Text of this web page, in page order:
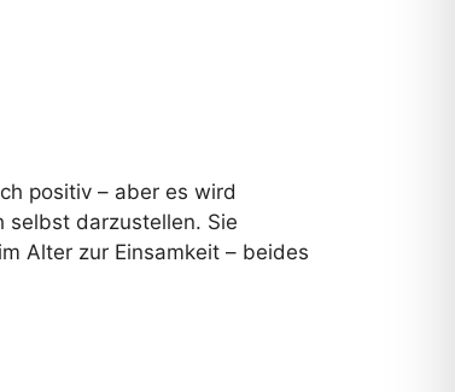
positiv – aber es wird
selbst darzustellen. Sie
Alter zur Einsamkeit – beides